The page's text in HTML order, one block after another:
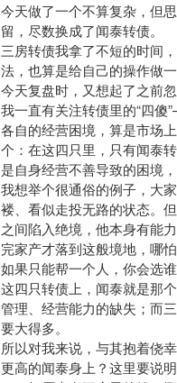
今天做了一个不算复杂，但
留，尽数换成了闻泰转债。
三房转债我拿了不短的时间
法，也算是给自己的操作做
今天复盘时，又想起了之前
我一直有关注转债里的“四
各自的经营困境，算是市场
个：在这四只里，只有闻泰
是自身经营不善导致的困境
我想举个很通俗的例子，大
褛、看似走投无路的状态。
之间陷入绝境，他本身有能
完家产才落到这般境地，哪
如果只能帮一个人，你会选
这四只转债上，闻泰就是那
管理、经营能力的缺失；而
要大得多。
所以对我来说，与其抱着侥
更高的闻泰身上？这里要说